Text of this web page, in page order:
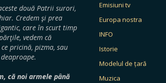
două Patrii surori,
Credem şi prea
care în scurt timp
vedem că
pricină, pizma, sau
că noi armele până
Emisiuni tv
Europa nostra
INFO
Istorie
Modelul de țară
Muzica